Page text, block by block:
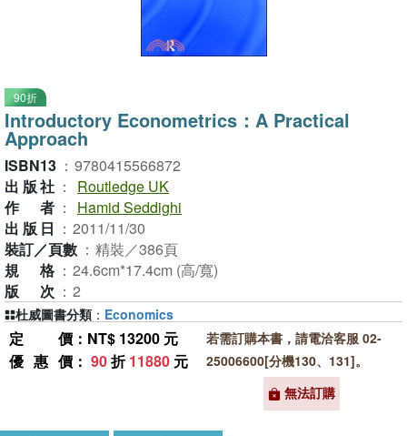
90折
Introductory Econometrics：A Practical
Approach
ISBN13 ： 9780415566872
出版社 ：
Routledge UK
作者 ：
Hamid Seddighi
出版日 ： 2011/11/30
裝訂／頁數 ： 精裝／386頁
規格 ： 24.6cm*17.4cm (高/寬)
版次 ： 2
定價 ：NT$ 13200 元
優惠價 ： 90折11880 元
若需訂購本書，請電洽客服 02-
25006600[分機130、131]。
無法訂購
杜威圖書分類 ： Economics